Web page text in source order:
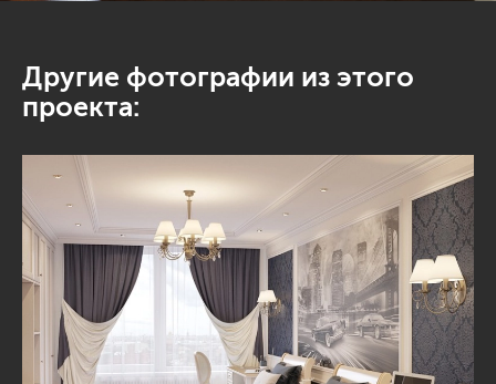
Другие фотографии из этого
проекта: